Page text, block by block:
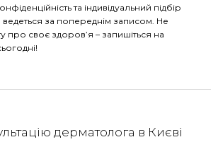
та індивідуальний підбір
за попереднім записом. Не
про своє здоров’я – запишіться на
дерматолога в Києві